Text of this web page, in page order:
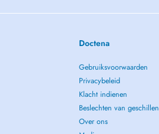
Doctena
Gebruiksvoorwaarden
Privacybeleid
Klacht indienen
Beslechten van geschillen
Over ons